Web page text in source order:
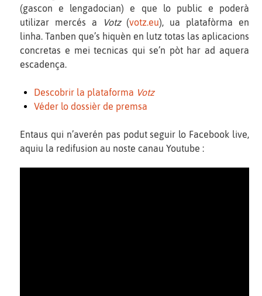
(gascon e lengadocian) e que lo public e poderà
utilizar mercés a
Votz (votz.eu), ua platafòrma en
linha. Tanben que’s hiquèn en lutz totas las aplicacions
concretas e mei tecnicas qui se’n pòt har ad aquera
escadença.
Descobrir la plataforma Votz
Véder lo dossièr de premsa
Entaus qui n’averén pas podut seguir lo Facebook live,
aquiu la redifusion au noste canau Youtube :